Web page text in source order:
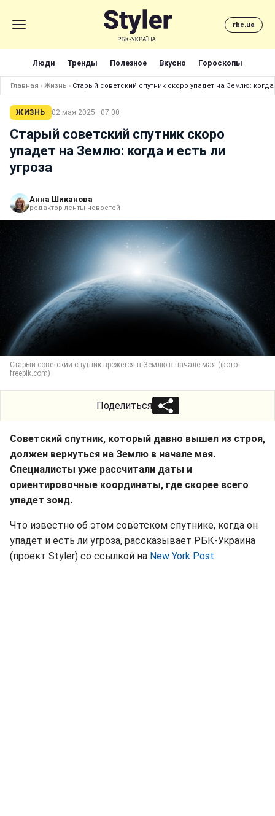
rbc.ua
Люди Тренды Полезное Вкусно Гороскопы
Главная › Жизнь › Старый советский спутник скоро упадет на Землю: когда
ЖИЗНЬ 02 мая 2025 · 07:00
Старый советский спутник скоро
упадет на Землю: когда и есть ли
угроза
Анна Шиканова
редактор ленты новостей
Старый советский спутник врежется в Землю в начале мая (фото:
freepik.com)
Поделиться
Советский спутник, который давно вышел из строя,
должен вернуться на Землю в начале мая.
Специалисты уже рассчитали даты и
ориентировочные координаты, где скорее всего
упадет зонд.
Что известно об этом советском спутнике, когда он
упадет и есть ли угроза, рассказывает РБК-Украина
(проект Styler) со ссылкой на New York Post.